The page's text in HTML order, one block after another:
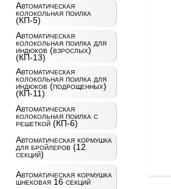
Автоматическая
колокольная поилка
(КП-5)
Автоматическая
колокольная поилка для
индюков (взрослых)
(КП-13)
Автоматическая
колокольная поилка для
индюков (подрощенных)
(КП-11)
Автоматическая
колокольная поилка с
решеткой (КП-6)
Автоматическая кормушка
для бройлеров (12
секций)
Автоматическая кормушка
шнековая 16 секций